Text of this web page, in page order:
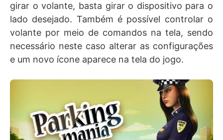
girar o volante, basta girar o dispositivo para o
lado desejado. Também é possível controlar o
volante por meio de comandos na tela, sendo
necessário neste caso alterar as configurações
e um novo ícone aparece na tela do jogo.